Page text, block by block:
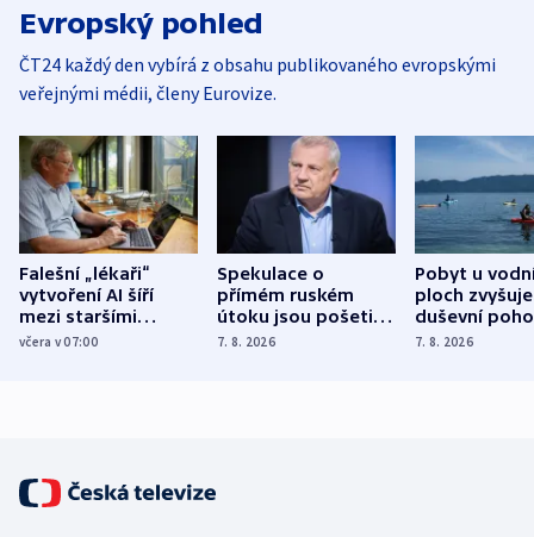
Evropský pohled
ČT24 každý den vybírá z obsahu publikovaného evropskými
veřejnými médii, členy Eurovize.
Falešní „lékaři“
vytvoření AI šíří
mezi staršími
Poláky nebezpečné
včera v 07:00
Spekulace o
přímém ruském
útoku jsou pošetilé,
míní estonský
7. 8. 2026
Pobyt u
ploch zvyšuje
duševní
ukázala
7. 8. 2026